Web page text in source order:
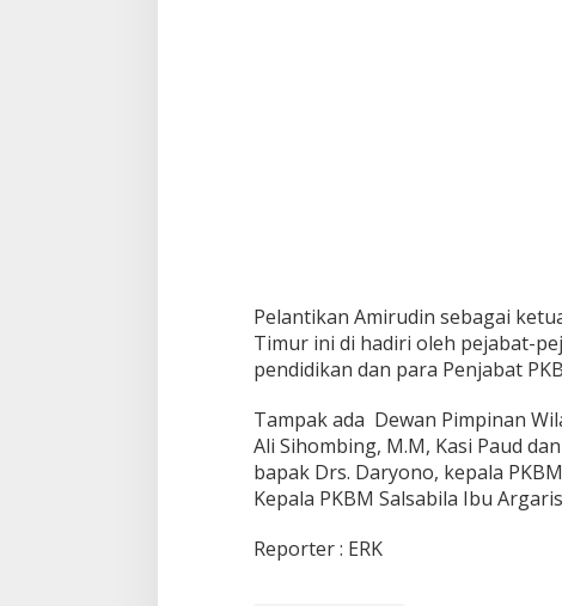
Pelantikan Amirudin sebagai
Timur ini di hadiri oleh pejabat-
pendidikan dan para Penjabat
Tampak ada Dewan Pimpinan
Ali Sihombing, M.M, Kasi Paud
bapak Drs. Daryono, kepala
Kepala PKBM Salsabila Ibu
Reporter : ERK